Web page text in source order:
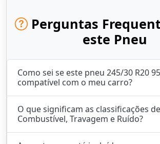
Perguntas
este Pneu
Como sei se este pneu 245/30 R20
compatível com o meu carro?
O que significam as classificações de
Combustível, Travagem e Ruído?